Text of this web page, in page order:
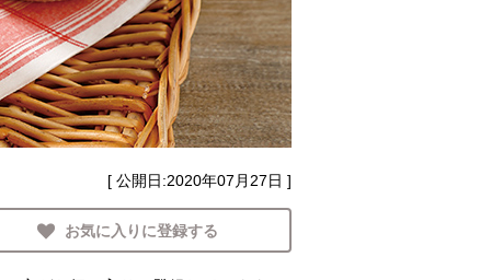
[ 公開日:2020年07月27日 ]
お気に入りに登録する